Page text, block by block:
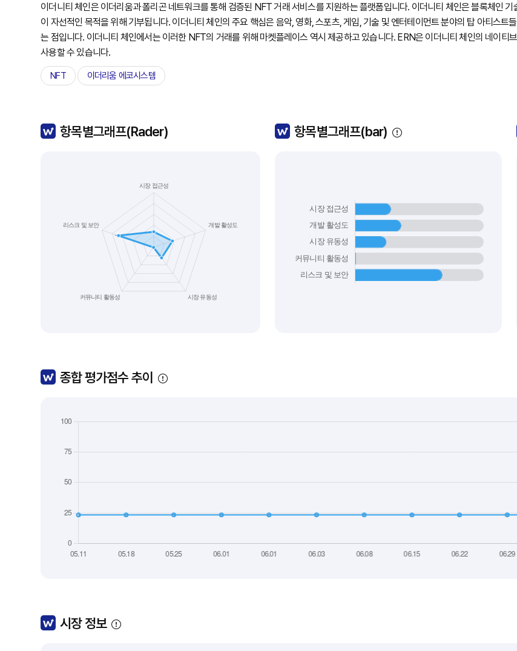
이더니티 체인은 이더리움과 폴리곤 네트워크를 통해 검증된 NFT 거래 서비스를 지원하는 플랫폼입니다. 이더니티 체인은 블록체인
이 자선적인 목적을 위해 기부됩니다. 이더니티 체인의 주요 핵심은 음악, 영화, 스포츠, 게임, 기술 및 엔터테이먼트 분야의 탑 아티스
는 점입니다. 이더니티 체인에서는 이러한 NFT의 거래를 위해 마켓플레이스 역시 제공하고 있습니다. ERN은 이더니티 체인의 네이
사용할 수 있습니다.
NFT 이더리움 에코시스템
항목별그래프(Rader) 항목별그래프(bar)
종합 평가점수 추이
시장 정보